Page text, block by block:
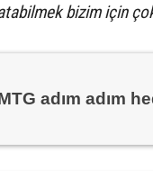
bizim için
adım adım